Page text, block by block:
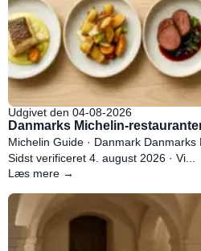
Udgivet den 04-08-2026
Danmarks Michelin-
Michelin Guide · Danmark
Sidst verificeret 4. august 2026 · Vi...
Læs mere →